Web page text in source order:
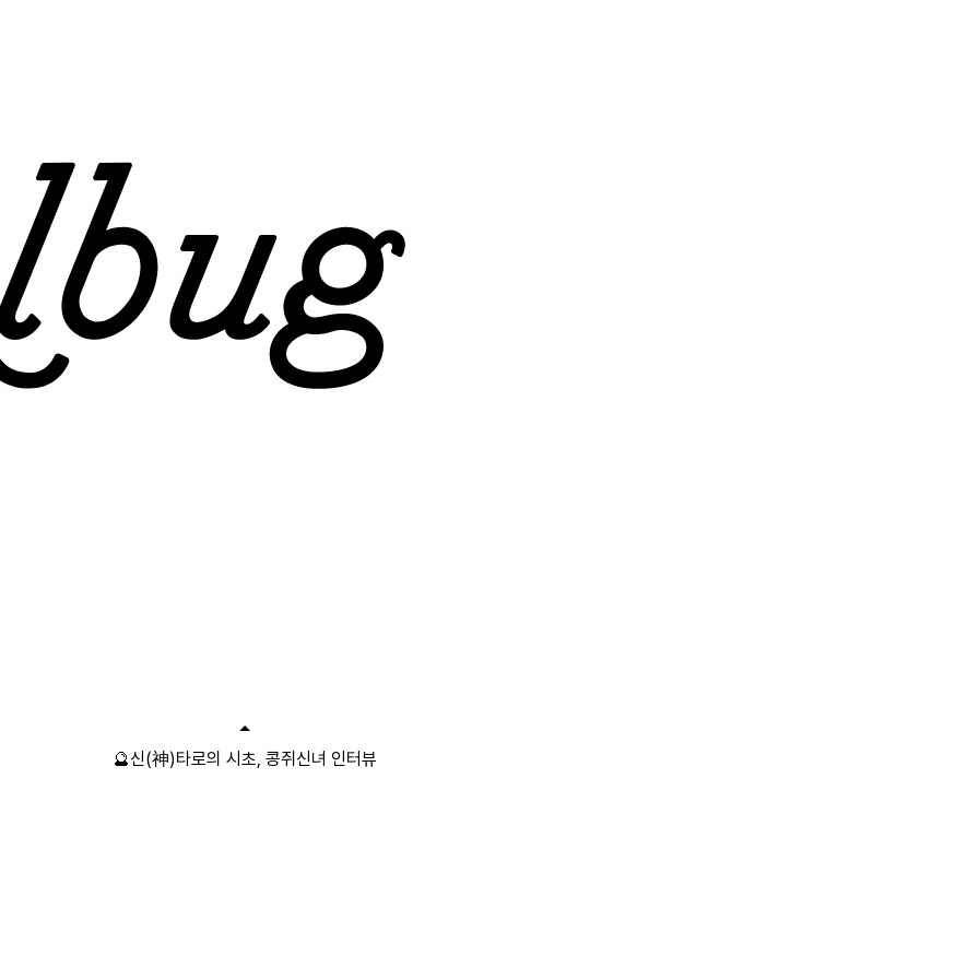
🔮신(神)타로의 시초, 콩쥐신녀 인터뷰